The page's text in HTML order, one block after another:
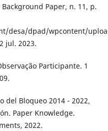
Paper, n. 11, p.
desa/dpad/wpcontent/
jul. 2023.
Participante. 1
del Bloqueo 2014 - 2022,
Paper Knowledge.
2022.